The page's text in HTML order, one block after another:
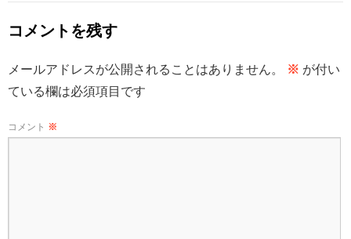
コメントを残す
メールアドレスが公開されることはありません。 ※ が付い
ている欄は必須項目です
コメント ※